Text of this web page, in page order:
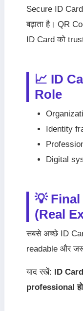
Secure ID
बढ़ाता है। QR
ID Card को
📈 ID
Role
Identity
Digital
💡
(Real
सबसे अच्छे ID
readable और
याद रखें: ID
professional